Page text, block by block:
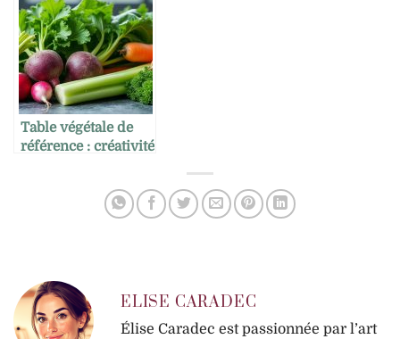
Table végétale de
référence : créativité
ELISE CARADEC
Élise Caradec est passionnée par l’art